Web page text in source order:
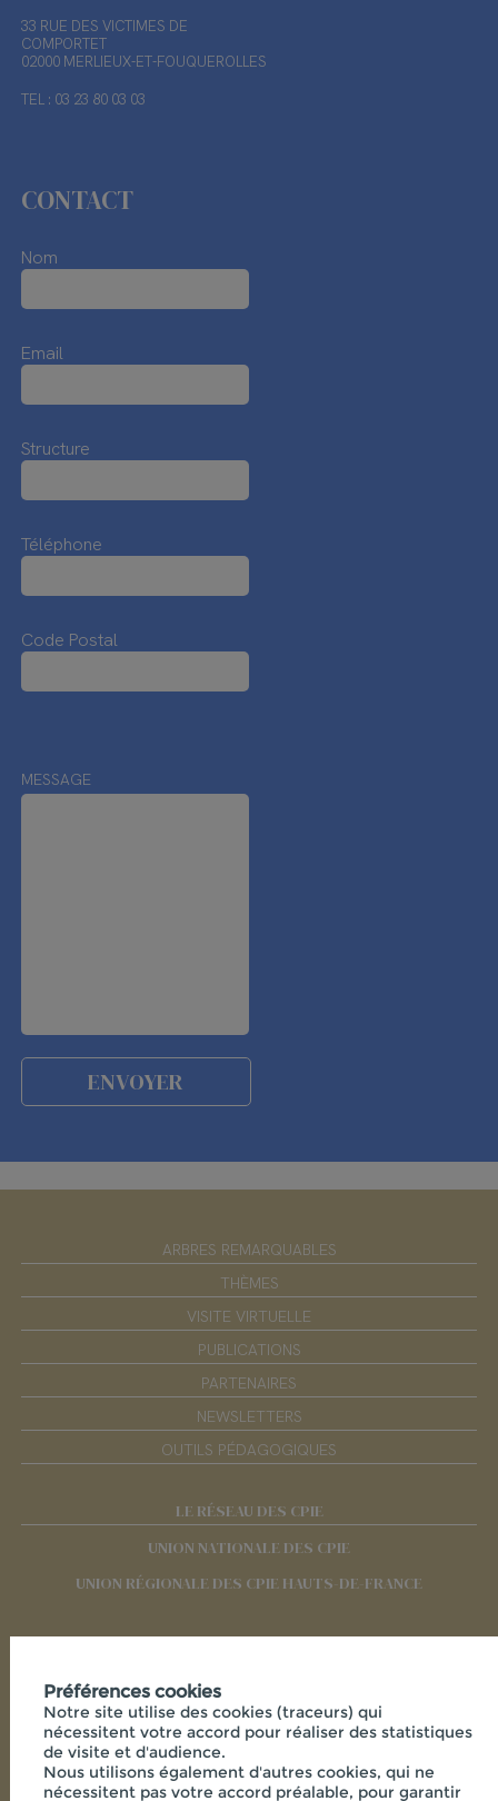
33 RUE DES VICTIMES DE
COMPORTET
02000 MERLIEUX-ET-FOUQUEROLLES
TEL : 03 23 80 03 03
CONTACT
Nom
Email
Structure
Téléphone
Code Postal
MESSAGE
ARBRES REMARQUABLES
THÈMES
VISITE VIRTUELLE
PUBLICATIONS
PARTENAIRES
NEWSLETTERS
OUTILS PÉDAGOGIQUES
LE RÉSEAU DES CPIE
UNION NATIONALE DES CPIE
UNION RÉGIONALE DES CPIE HAUTS-DE-FRANCE
Préférences cookies
Notre site utilise des cookies (traceurs) qui
nécessitent votre accord pour réaliser des statistiques
de visite et d'audience.
Nous utilisons également d'autres cookies, qui ne
nécessitent pas votre accord préalable, pour garantir